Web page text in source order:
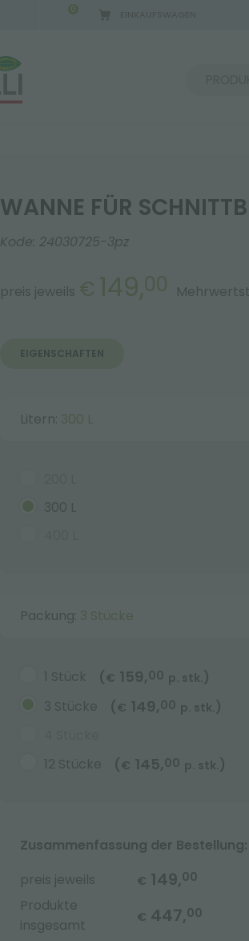
0
WANNE FÜR
Kode: 24030725-3pz
preis jeweils € 149,00
EIGENSCHAFTEN
Litern: 300 L
300 L
Packung: 3 Stücke
1 Stück ( € 159,00 p. stk. )
3 Stücke
( € 149,00 p. stk. )
12 Stücke
( € 145,00 p. stk. )
Zusammenfassung der Bestellung:
preis jeweils
€ 149,00
Produkte
insgesamt
€ 447,00